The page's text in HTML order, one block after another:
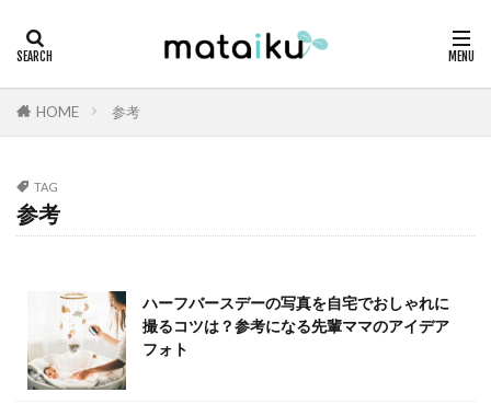
HOME 参考
TAG
参考
ハーフバースデーの写真を自宅でおしゃれに
撮るコツは？参考になる先輩ママのアイデア
フォト